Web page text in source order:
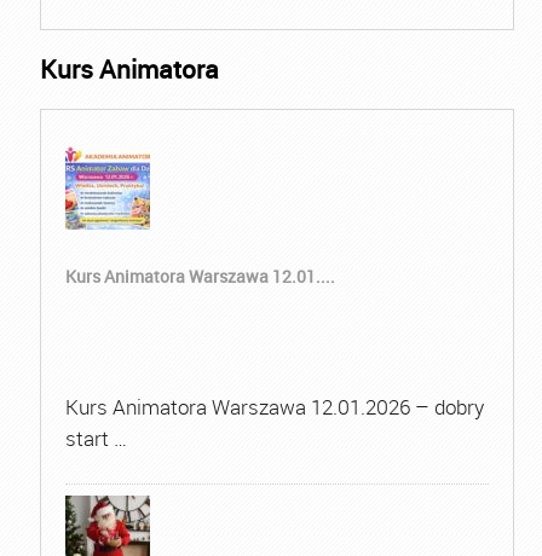
Kurs Animatora
Kurs Animatora Warszawa 12.01....
Kurs Animatora Warszawa 12.01.2026 – dobry
start …